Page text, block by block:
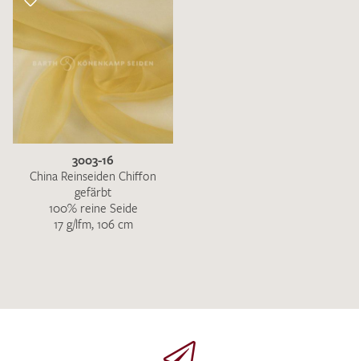
3003-16
China Reinseiden Chiffon
gefärbt
100% reine Seide
17 g/lfm, 106 cm